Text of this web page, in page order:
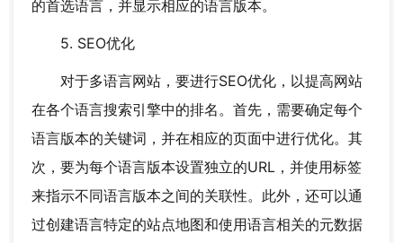
的首选语言，并显示相应的语言版本。
5. SEO优化
对于多语言网站，要进行SEO优化，以提高网站
在各个语言搜索引擎中的排名。首先，需要确定每个
语言版本的关键词，并在相应的页面中进行优化。其
次，要为每个语言版本设置独立的URL，并使用标签
来指示不同语言版本之间的关联性。此外，还可以通
过创建语言特定的站点地图和使用语言相关的元数据